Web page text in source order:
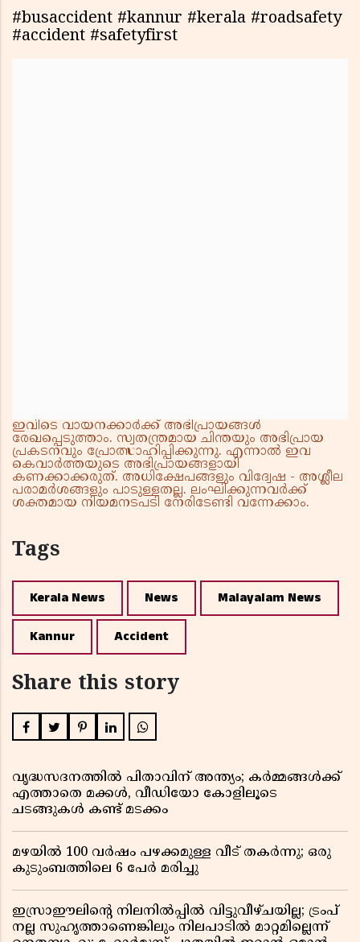
#busaccident #kannur #kerala #roadsafety
#accident #safetyfirst
ഇവിടെ വായനക്കാർക്ക് അഭിപ്രായങ്ങൾ
രേഖപ്പെടുത്താം. സ്വതന്ത്രമായ ചിന്തയും അഭിപ്രായ
പ്രകടനവും പ്രോത്സാഹിപ്പിക്കുന്നു. എന്നാൽ ഇവ
കെവാർത്തയുടെ അഭിപ്രായങ്ങളായി
കണക്കാക്കരുത്. അധിക്ഷേപങ്ങളും വിദ്വേഷ - അശ്ലീല
പരാമർശങ്ങളും പാടുള്ളതല്ല. ലംഘിക്കുന്നവർക്ക്
ശക്തമായ നിയമനടപടി നേരിടേണ്ടി വന്നേക്കാം.
Tags
Kerala News News Malayalam News
Kannur Accident
Share this story
വൃദ്ധസദനത്തിൽ പിതാവിന് അന്ത്യം; കർമ്മങ്ങൾക്ക്
എത്താതെ മക്കൾ, വീഡിയോ കോളിലൂടെ
ചടങ്ങുകൾ കണ്ട് മടക്കം
മഴയിൽ 100 വർഷം പഴക്കമുള്ള വീട് തകർന്നു; ഒരു
കുടുംബത്തിലെ 6 പേർ മരിച്ചു
ഇസ്രാഈലിന്റെ നിലനിൽപ്പിൽ വിട്ടുവീഴ്ചയില്ല; ട്രംപ്
നല്ല സുഹൃത്താണെങ്കിലും നിലപാടിൽ മാറ്റമില്ലെന്ന്